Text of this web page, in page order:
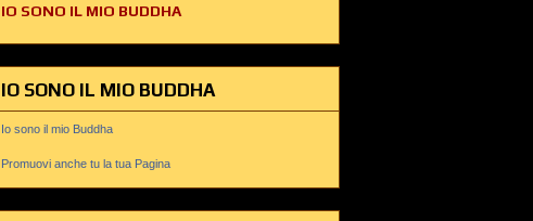
IO SONO IL MIO BUDDHA
IO SONO IL MIO BUDDHA
Io sono il mio Buddha
Promuovi anche tu la tua Pagina